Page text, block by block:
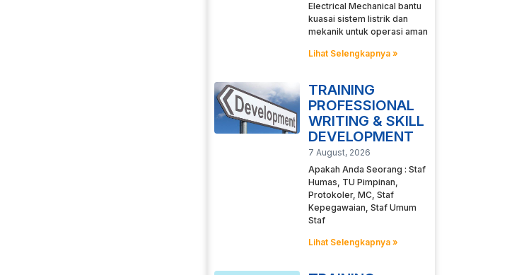
Electrical Mechanical bantu
kuasai sistem listrik dan
mekanik untuk operasi aman
Lihat Selengkapnya »
TRAINING
PROFESSIONAL
WRITING & SKILL
DEVELOPMENT
7 August, 2026
Apakah Anda Seorang : Staf
Humas, TU Pimpinan,
Protokoler, MC, Staf
Kepegawaian, Staf Umum
Staf
Lihat Selengkapnya »